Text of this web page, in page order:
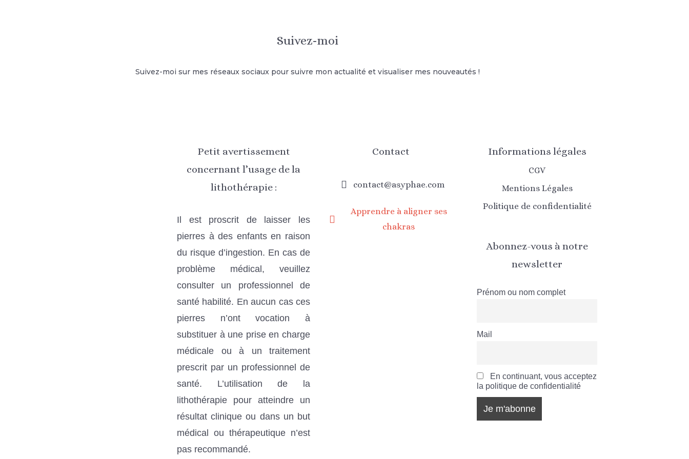
Suivez-moi
Suivez-moi sur mes réseaux sociaux pour suivre mon actualité et visualiser mes nouveautés !
Petit avertissement
concernant l’usage de la
lithothérapie :
Il est proscrit de laisser les
pierres à des enfants en raison
du risque d’ingestion. En cas de
problème médical, veuillez
consulter un professionnel de
santé habilité. En aucun cas ces
pierres n’ont vocation à
substituer à une prise en charge
médicale ou à un traitement
prescrit par un professionnel de
santé. L’utilisation de la
lithothérapie pour atteindre un
résultat clinique ou dans un but
médical ou thérapeutique n’est
pas recommandé.
Contact
contact@asyphae.com
Apprendre à aligner ses
chakras
Informations légales
CGV
Mentions Légales
Politique de confidentialité
Abonnez-vous à notre
newsletter
Prénom ou nom complet
Mail
En continuant, vous acceptez
la politique de confidentialité